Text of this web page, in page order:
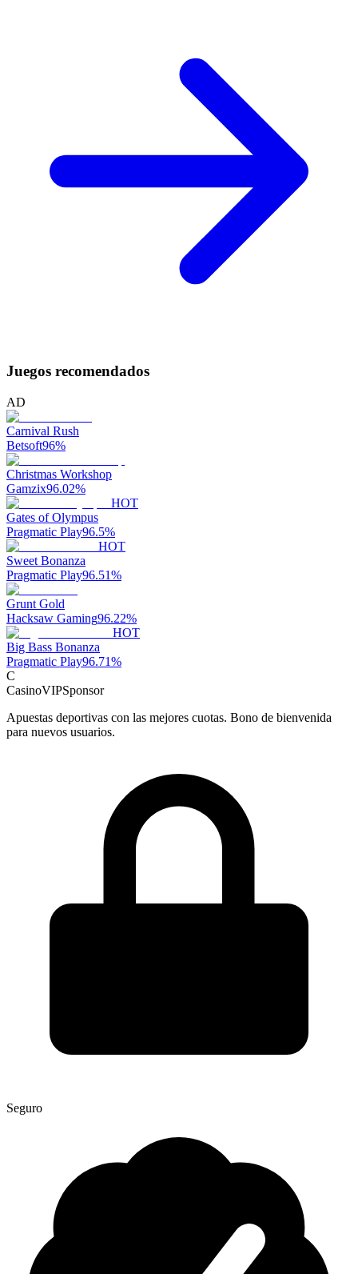
Juegos recomendados
AD
Carnival Rush
Betsoft96%
Christmas Workshop
Gamzix96.02%
HOT
Gates of Olympus
Pragmatic Play96.5%
HOT
Sweet Bonanza
Pragmatic Play96.51%
Grunt Gold
Hacksaw Gaming96.22%
HOT
Big Bass Bonanza
Pragmatic Play96.71%
C
CasinoVIPSponsor
Apuestas deportivas con las mejores cuotas. Bono de bienvenida
para nuevos usuarios.
Seguro